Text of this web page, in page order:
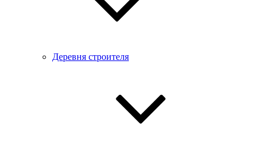
Деревня строителя